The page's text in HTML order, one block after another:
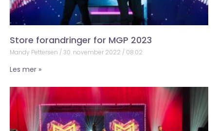
Store forandringer for MGP 2023
Mandy Pettersen 30. november 2022 08:02
Les mer »